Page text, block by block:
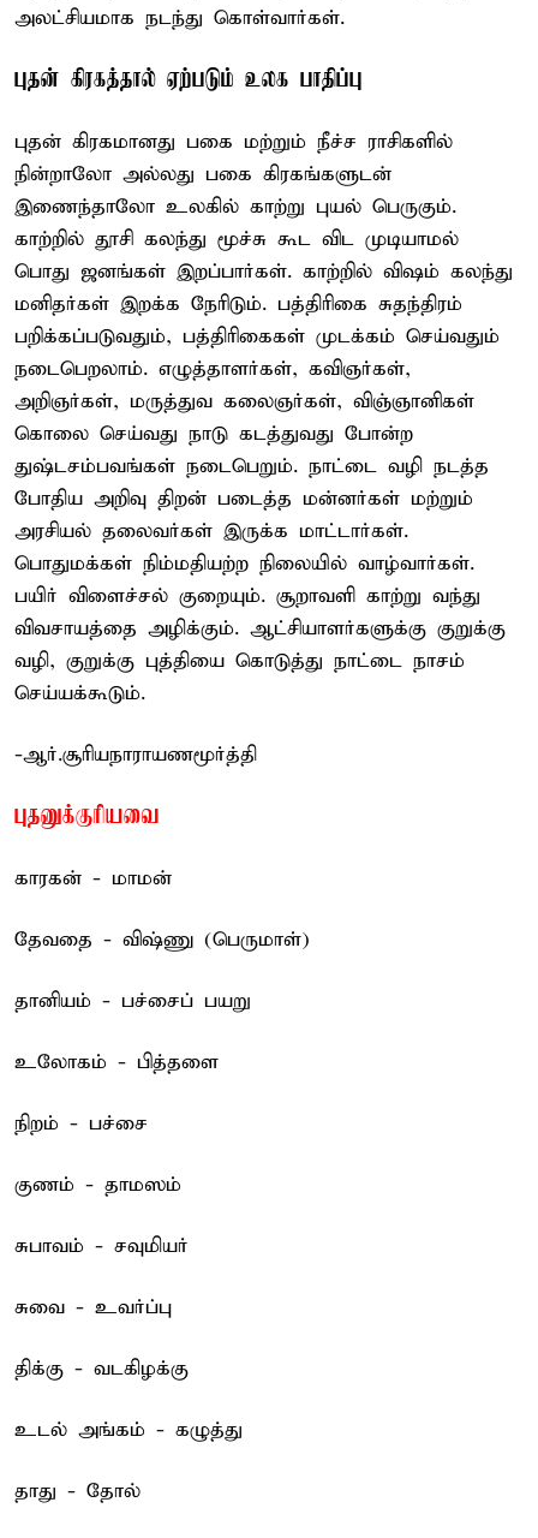
அலட்சியமாக நடந்து கொள்வார்கள்.
புதன் கிரகத்தால் ஏற்படும் உலக பாதிப்பு
புதன் கிரகமானது பகை மற்றும் நீச்ச ராசிகளில்
நின்றாலோ அல்லது பகை கிரகங்களுடன்
இணைந்தாலோ உலகில் காற்று புயல் பெருகும்.
காற்றில் தூசி கலந்து மூச்சு கூட விட முடியாமல்
பொது ஜனங்கள் இறப்பார்கள். காற்றில் விஷம் கலந்து
மனிதர்கள் இறக்க நேரிடும். பத்திரிகை சுதந்திரம்
பறிக்கப்படுவதும், பத்திரிகைகள் முடக்கம் செய்வதும்
நடைபெறலாம். எழுத்தாளர்கள், கவிஞர்கள்,
அறிஞர்கள், மருத்துவ கலைஞர்கள், விஞ்ஞானிகள்
கொலை செய்வது நாடு கடத்துவது போன்ற
துஷ்டசம்பவங்கள் நடைபெறும். நாட்டை வழி நடத்த
போதிய அறிவு திறன் படைத்த மன்னர்கள் மற்றும்
அரசியல் தலைவர்கள் இருக்க மாட்டார்கள்.
பொதுமக்கள் நிம்மதியற்ற நிலையில் வாழ்வார்கள்.
பயிர் விளைச்சல் குறையும். சூறாவளி காற்று வந்து
விவசாயத்தை அழிக்கும். ஆட்சியாளர்களுக்கு குறுக்கு
வழி, குறுக்கு புத்தியை கொடுத்து நாட்டை நாசம்
செய்யக்கூடும்.
-ஆர்.சூரியநாராயணமூர்த்தி
புதனுக்குரியவை
காரகன் - மாமன்
தேவதை - விஷ்ணு (பெருமாள்)
தானியம் - பச்சைப் பயறு
உலோகம் - பித்தளை
நிறம் - பச்சை
குணம் - தாமஸம்
சுபாவம் - சவுமியர்
சுவை - உவர்ப்பு
திக்கு - வடகிழக்கு
உடல் அங்கம் - கழுத்து
தாது - தோல்